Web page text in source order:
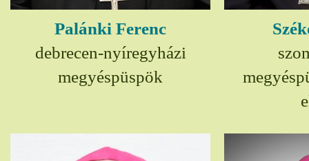
Palánki Ferenc
debrecen-nyíregyházi
megyéspüspök